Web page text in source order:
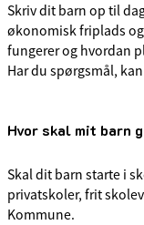
Skriv dit barn op til
økonomisk friplads
fungerer og hvordan
Har du spørgsmål,
Hvor skal mit barn
Skal dit barn starte i
privatskoler, frit
Kommune.